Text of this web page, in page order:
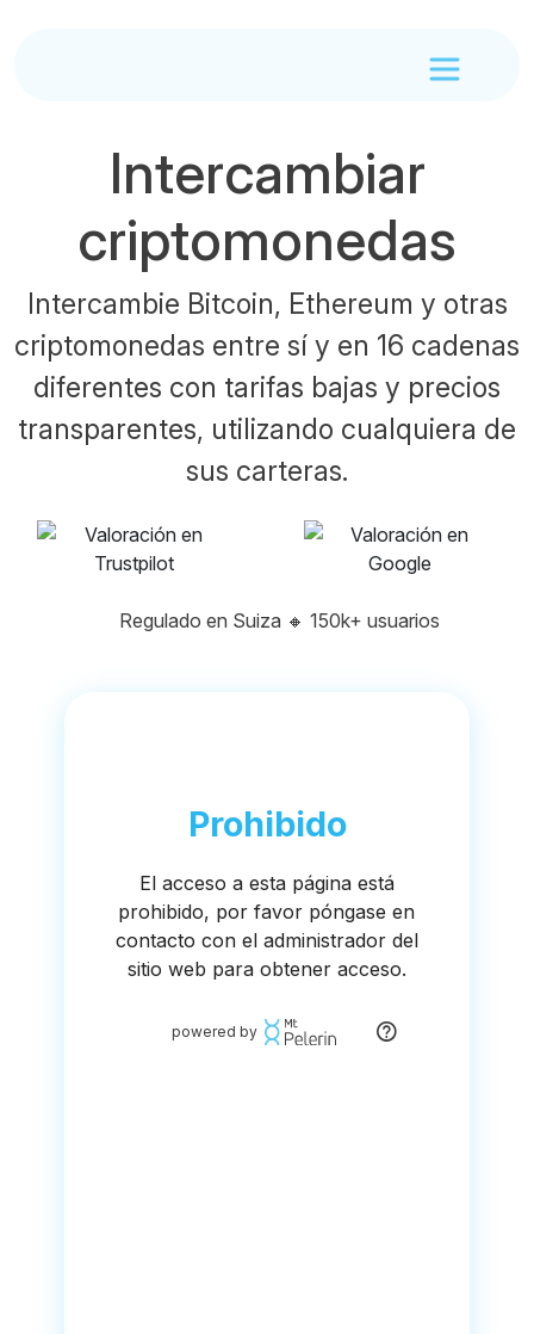
Intercambiar
criptomonedas
Intercambie Bitcoin, Ethereum y otras
criptomonedas entre sí y en 16 cadenas
diferentes con tarifas bajas y precios
transparentes, utilizando cualquiera de
sus carteras.
Regulado en Suiza 🔸 150k+ usuarios